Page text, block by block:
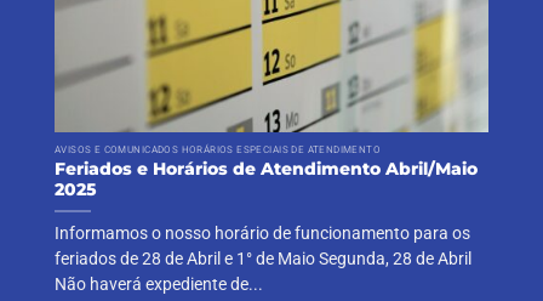
AVISOS E COMUNICADOS HORÁRIOS ESPECIAIS DE ATENDIMENTO
Feriados e Horários de Atendimento Abril/Maio
2025
Informamos o nosso horário de funcionamento para os
feriados de 28 de Abril e 1° de Maio Segunda, 28 de Abril
Não haverá expediente de...